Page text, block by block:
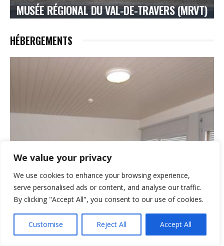
We value your privacy
We use cookies to enhance your browsing experience,
serve personalised ads or content, and analyse our traffic.
By clicking "Accept All", you consent to our use of cookies.
Customise Reject All Accept All
MUSÉE RÉGIONAL DU VAL-DE-TRAVERS (MRVT)
HÉBERGEMENTS